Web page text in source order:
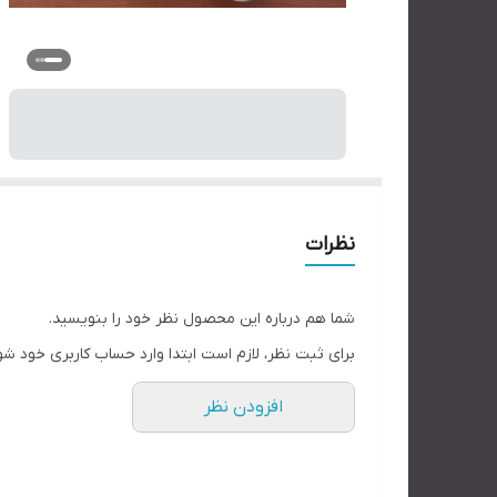
نظرات
شما هم درباره این محصول نظر خود را بنویسید.
برای ثبت نظر، لازم است ابتدا وارد حساب کاربری خود
افزودن نظر